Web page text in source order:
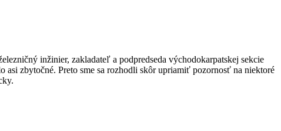
inžinier, zakladateľ a podpredseda východokarpatskej sekcie
zbytočné. Preto sme sa rozhodli skôr upriamiť pozornosť na niektoré